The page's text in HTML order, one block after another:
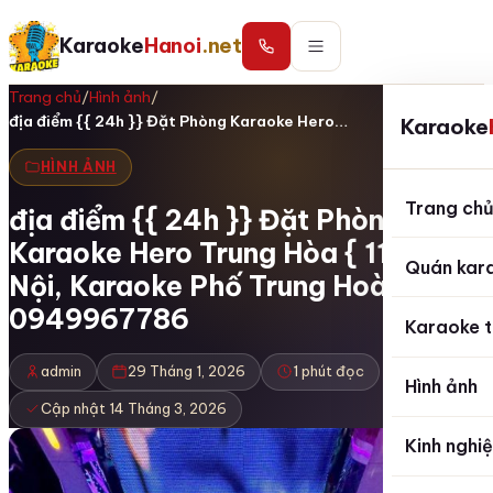
KaraokeHanoi.net
Karaoke
Trang chủ
Quán
Karaoke
Hình ảnh
Kinh
Trang chủ/Hình ảnh/
địa điểm {{ 24h }} Đặt Phòng Karaoke Hero…
HÌNH ẢNH
địa điểm {{ 24h }} Đặt Phòng
Karaoke Hero Trung Hòa { 117 } Hà
Nội, Karaoke Phố Trung Hoà
0949967786
admin 29 Tháng 1, 2026 1 phút đọc
Cập nhật 14 Tháng 3, 2026